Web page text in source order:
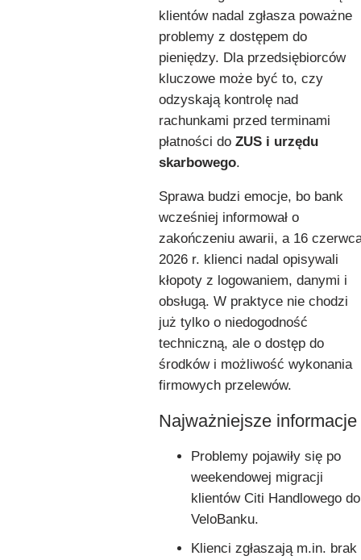
klientów nadal zgłasza poważne
problemy z dostępem do
pieniędzy. Dla przedsiębiorców
kluczowe może być to, czy
odzyskają kontrolę nad
rachunkami przed terminami
płatności do ZUS i urzędu
skarbowego.
Sprawa budzi emocje, bo bank
wcześniej informował o
zakończeniu awarii, a 16
2026 r. klienci nadal opisywali
kłopoty z logowaniem, danymi i
obsługą. W praktyce nie chodzi
już tylko o niedogodność
techniczną, ale o dostęp do
środków i możliwość wykonania
firmowych przelewów.
Najważniejsze informacje
Problemy pojawiły się po
weekendowej migracji
klientów Citi Handlowego do
VeloBanku.
Klienci zgłaszają m.in. brak